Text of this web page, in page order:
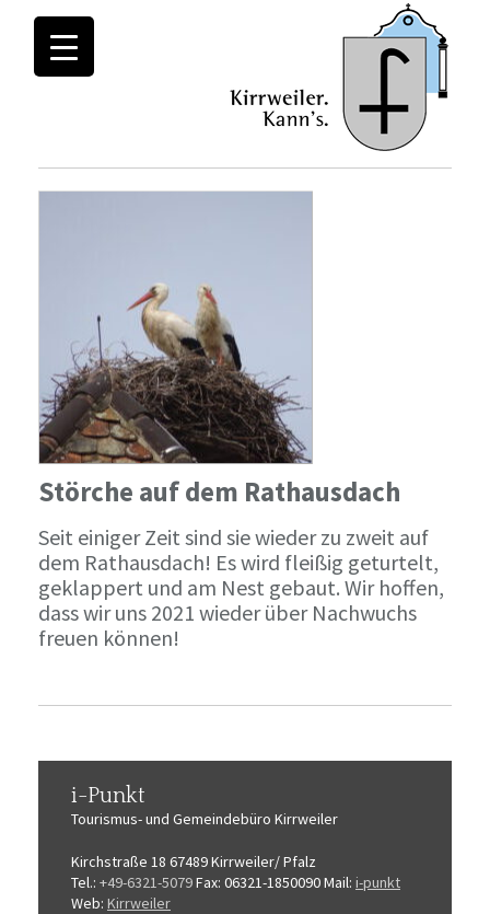
Störche auf dem Rathausdach
Seit einiger Zeit sind sie wieder zu zweit auf
dem Rathausdach! Es wird fleißig geturtelt,
geklappert und am Nest gebaut. Wir hoffen,
dass wir uns 2021 wieder über Nachwuchs
freuen können!
i-Punkt
Tourismus-und Gemeindebüro Kirrweiler
Kirchstraße 18 67489 Kirrweiler/ Pfalz
Tel.: +49-6321-5079Fax: 06321-1850090Mail: i-punkt
Web: Kirrweiler